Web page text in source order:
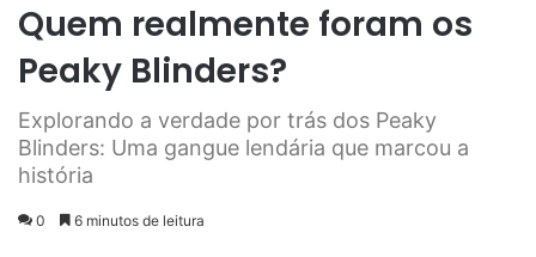
Quem realmente foram os
Peaky Blinders?
Explorando a verdade por trás dos Peaky
Blinders: Uma gangue lendária que marcou a
história
0 6 minutos de leitura